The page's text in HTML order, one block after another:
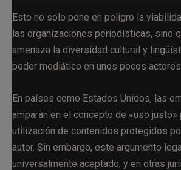
Esto no solo pone en peligro la
las organizaciones periodísticas, sino
amenaza la diversidad cultural y
poder mediático en unos pocos
En países como Estados Unidos, las
amparan en el concepto de «uso justo»
utilización de contenidos protegidos
autor. Sin embargo, este argumento
universalmente aceptado, y en otras